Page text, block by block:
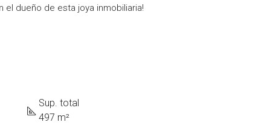
dueño de esta joya inmobiliaria!
Sup. total
497 m²